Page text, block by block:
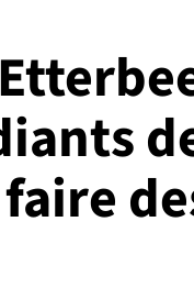
faire